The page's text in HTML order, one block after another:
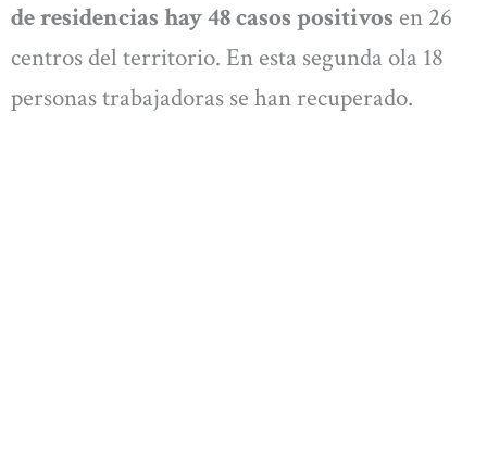
de residencias hay 48 casos positivos en 26
centros del territorio. En esta segunda ola 18
personas trabajadoras se han recuperado.